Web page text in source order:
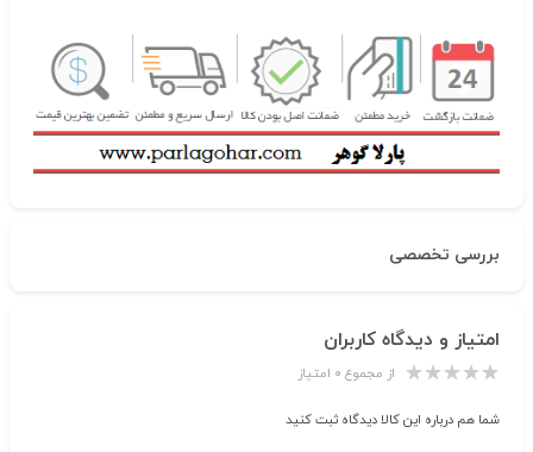
بررسی تخصصی
امتیاز و دیدگاه کاربران
از مجموع ۰ امتیاز
شما هم درباره این کالا دیدگاه ثبت کنید